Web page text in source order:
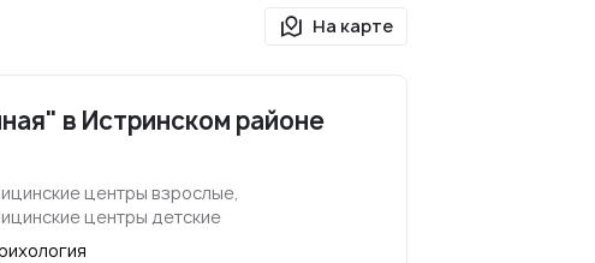
На карте
в Истринском районе
центры взрослые,
центры детские